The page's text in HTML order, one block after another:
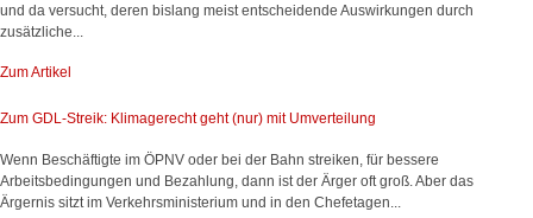
und da versucht, deren bislang meist entscheidende Auswirkungen durch
zusätzliche...
Zum Artikel
Zum GDL-Streik: Klimagerecht geht (nur) mit Umverteilung
Wenn Beschäftigte im ÖPNV oder bei der Bahn streiken, für bessere
Arbeitsbedingungen und Bezahlung, dann ist der Ärger oft groß. Aber das
Ärgernis sitzt im Verkehrsministerium und in den Chefetagen...